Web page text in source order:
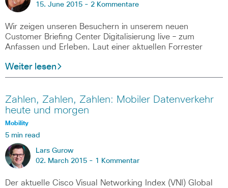
15. June 2015 - 2 Kommentare
Wir zeigen unseren Besuchern in unserem neuen
Customer Briefing Center Digitalisierung live – zum
Anfassen und Erleben. Laut einer aktuellen Forrester
Weiter lesen
Zahlen, Zahlen, Zahlen: Mobiler Datenverkehr
heute und morgen
Mobility
5 min read
Lars Gurow
02. March 2015 - 1 Kommentar
Der aktuelle Cisco Visual Networking Index (VNI) Global